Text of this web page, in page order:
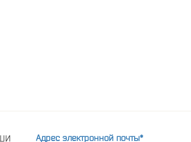
Адрес электронной почты*